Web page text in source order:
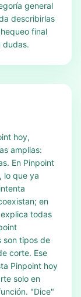
general
describirlas
final
dudas.
hoy,
amplias:
En Pinpoint
lo que ya
en
todas
son tipos de
corte. Ese
Pinpoint hoy
solo en
"Dice"